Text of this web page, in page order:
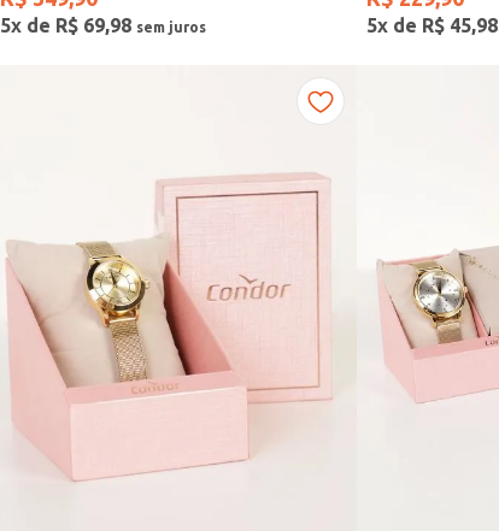
5x de R$ 69,98 5x de R$ 45,98